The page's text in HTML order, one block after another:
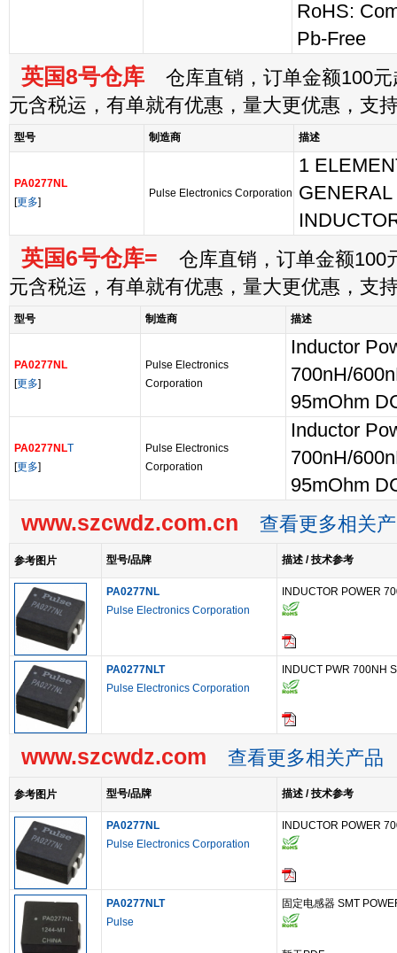
RoHS:
Pb-Free
英国8号仓库 仓库直销，订单金额100元
元含税运，有单就有优惠，量大更优惠，支
型号 制造商 描述
PA0277NL
[更多]
Pulse Electronics Corporation
1
英国6号仓库= 仓库直销，订单金额100
元含税运，有单就有优惠，量大更优惠，支
型号 制造商 描述
PA0277NL
[更多]
Pulse Electronics
Corporation
Inductor
700nH/
95mOhm
PA0277NLT
[更多]
Pulse Electronics
Corporation
Inductor
700nH/
95mOhm
www.szcwdz.com.cn 查看更多相关
参考图片 型号/品牌 描述 / 技术参考
PA0277NL
Pulse Electronics Corporation
INDUCTOR POWER
PA0277NLT
Pulse Electronics Corporation
INDUCT PWR 700NH
www.szcwdz.com 查看更多相关产品
参考图片 型号/品牌 描述 / 技术参考
PA0277NL
Pulse Electronics Corporation
INDUCTOR POWER
PA0277NLT
Pulse
固定电感器 SMT